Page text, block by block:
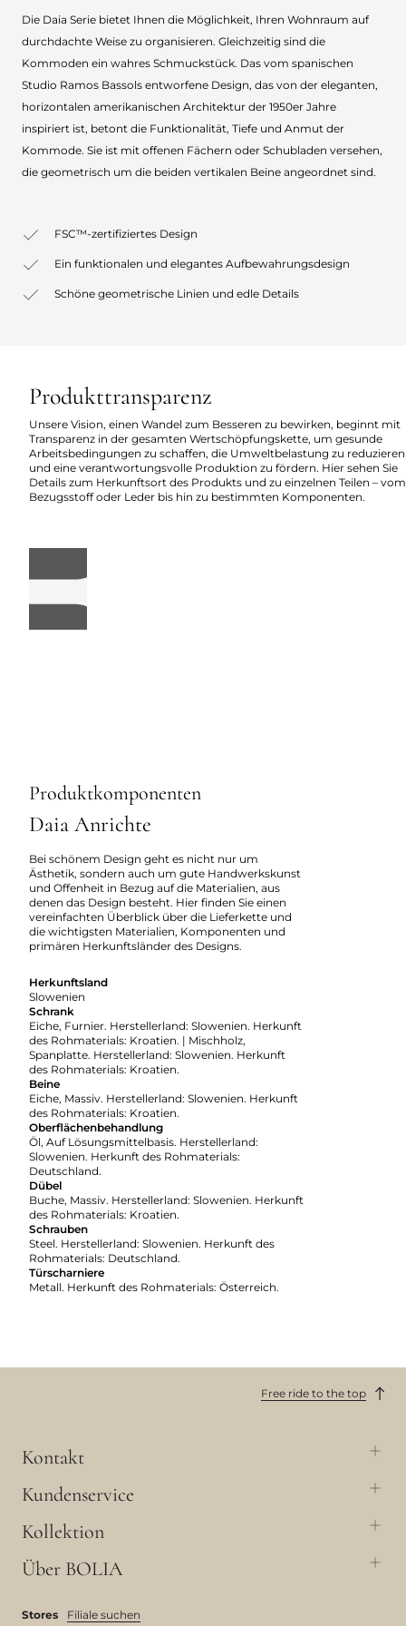
Die Daia Serie bietet Ihnen die Möglichkeit, Ihren Wohnraum auf
durchdachte Weise zu organisieren. Gleichzeitig sind die
Kommoden ein wahres Schmuckstück. Das vom spanischen
Studio Ramos Bassols entworfene Design, das von der eleganten,
horizontalen amerikanischen Architektur der 1950er Jahre
inspiriert ist, betont die Funktionalität, Tiefe und Anmut der
Kommode. Sie ist mit offenen Fächern oder Schubladen versehen,
die geometrisch um die beiden vertikalen Beine angeordnet sind.
FSC™-zertifiziertes Design
Ein funktionalen und elegantes Aufbewahrungsdesign
Schöne geometrische Linien und edle Details
Produkttransparenz
Unsere Vision, einen Wandel zum Besseren zu bewirken, beginnt mit
Transparenz in der gesamten Wertschöpfungskette, um gesunde
Arbeitsbedingungen zu schaffen, die Umweltbelastung zu reduzieren
und eine verantwortungsvolle Produktion zu fördern. Hier sehen Sie
Details zum Herkunftsort des Produkts und zu einzelnen Teilen – vom
Bezugsstoff oder Leder bis hin zu bestimmten Komponenten.
Produktkomponenten
Daia Anrichte
Bei schönem Design geht es nicht nur um
Ästhetik, sondern auch um gute Handwerkskunst
und Offenheit in Bezug auf die Materialien, aus
denen das Design besteht. Hier finden Sie einen
vereinfachten Überblick über die Lieferkette und
die wichtigsten Materialien, Komponenten und
primären Herkunftsländer des Designs.
Herkunftsland
Slowenien
Schrank
Eiche, Furnier. Herstellerland: Slowenien. Herkunft
des Rohmaterials: Kroatien. | Mischholz,
Spanplatte. Herstellerland: Slowenien. Herkunft
des Rohmaterials: Kroatien.
Beine
Eiche, Massiv. Herstellerland: Slowenien. Herkunft
des Rohmaterials: Kroatien.
Oberflächenbehandlung
Öl, Auf Lösungsmittelbasis. Herstellerland:
Slowenien. Herkunft des Rohmaterials:
Deutschland.
Dübel
Buche, Massiv. Herstellerland: Slowenien. Herkunft
des Rohmaterials: Kroatien.
Schrauben
Steel. Herstellerland: Slowenien. Herkunft des
Rohmaterials: Deutschland.
Türscharniere
Metall. Herkunft des Rohmaterials: Österreich.
Free ride to the top
Kontakt
Kundenservice
Kollektion
Über BOLIA
Stores Filiale suchen